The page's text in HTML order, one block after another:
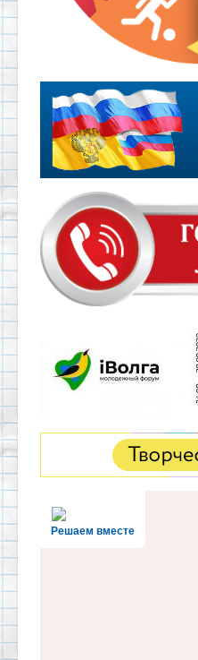
Решаем вместе